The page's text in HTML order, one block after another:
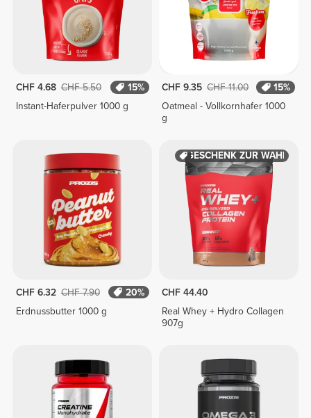
CHF 4.68 CHF 5.50
15%
Instant-Haferpulver 1000 g
CHF 9.35 CHF 11.00
15%
Oatmeal - Vollkornhafer 1000
g
CHF 6.32 CHF 7.90
20%
Erdnussbutter 1000 g
GESCHENK ZUR WAHL
CHF 44.40
Real Whey + Hydro Collagen
907g